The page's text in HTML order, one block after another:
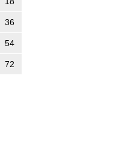
36
54
72